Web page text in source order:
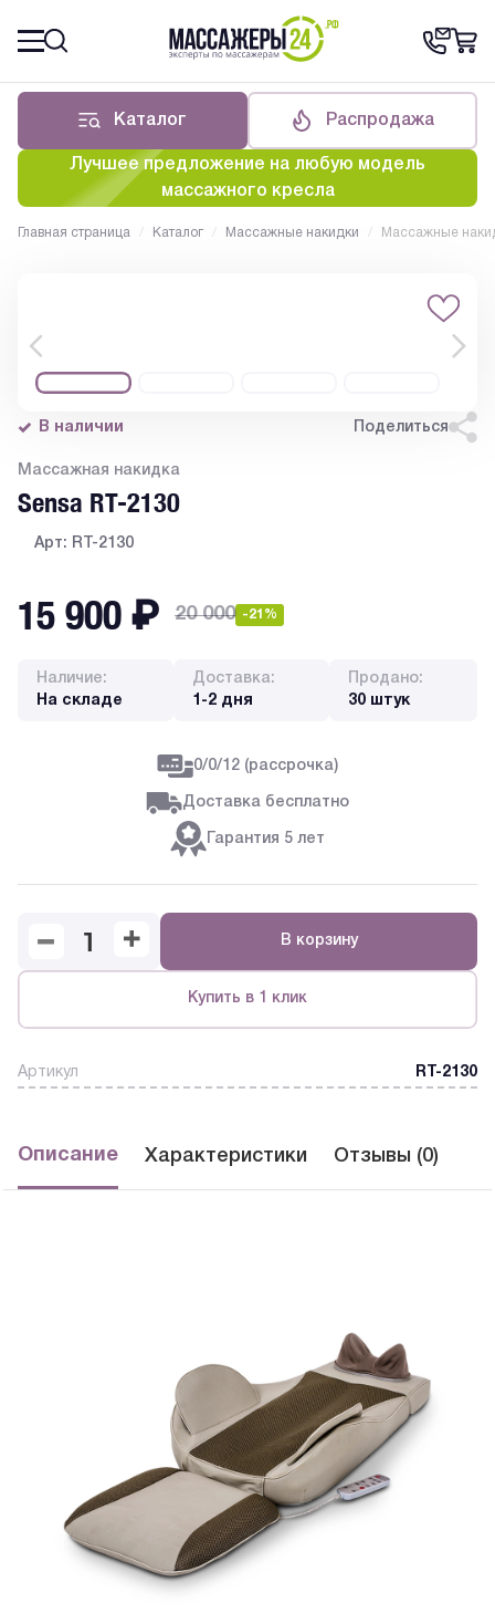
Каталог Распродажа
Лучшее предложение на любую модель
массажного кресла
Главная страница / Каталог / Массажные накидки / Массажные
В наличии Поделиться
Массажная накидка
Sensa RT-2130
Арт: RT-2130
15 900 ₽ -21%
20 000
Наличие:
На складе
Доставка:
1-2 дня
Продано:
30 штук
0/0/12 (рассрочка)
Доставка бесплатно
Гарантия 5 лет
В корзину
Купить в 1 клик
Артикул RT-2130
Описание Характеристики Отзывы (0)